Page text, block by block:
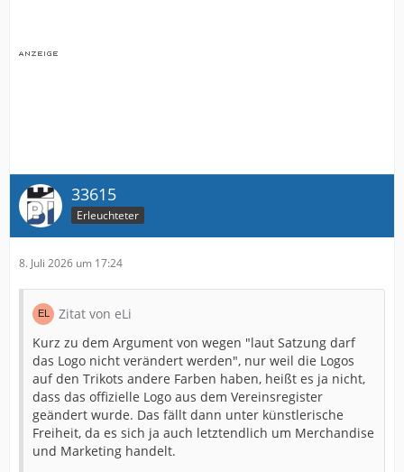
33615
Erleuchteter
8. Juli 2026 um 17:24
Zitat von eLi
Kurz zu dem Argument von wegen "laut Satzung darf
das Logo nicht verändert werden", nur weil die Logos
auf den Trikots andere Farben haben, heißt es ja nicht,
dass das offizielle Logo aus dem Vereinsregister
geändert wurde. Das fällt dann unter künstlerische
Freiheit, da es sich ja auch letztendlich um Merchandise
und Marketing handelt.